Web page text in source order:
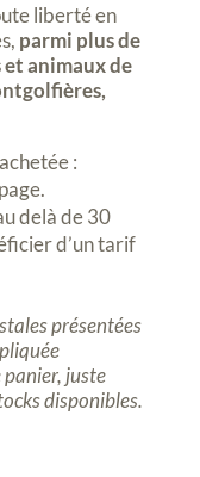
liberté en
parmi plus de
et animaux de
:
delà de 30
d’un tarif
présentées
juste
disponibles.